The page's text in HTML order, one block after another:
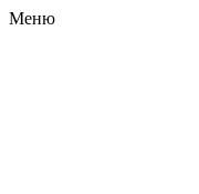
Меню